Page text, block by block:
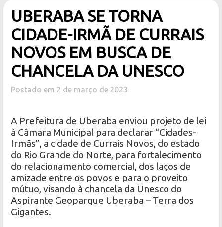
UBERABA SE TORNA
CIDADE-IRMÃ DE CURRAIS
NOVOS EM BUSCA DE
CHANCELA DA UNESCO
Postado em 2 de março de 2023
A Prefeitura de Uberaba enviou projeto de lei
à Câmara Municipal para declarar “Cidades-
Irmãs”, a cidade de Currais Novos, do estado
do Rio Grande do Norte, para fortalecimento
do relacionamento comercial, dos laços de
amizade entre os povos e para o proveito
mútuo, visando à chancela da Unesco do
Aspirante Geoparque Uberaba – Terra dos
Gigantes.